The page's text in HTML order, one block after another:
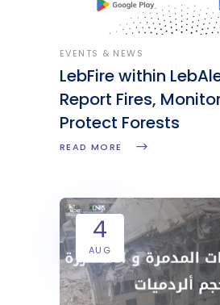
EVENTS & NEWS
LebFire within
Report Fires,
Protect Forests
READ MORE
4
AUG